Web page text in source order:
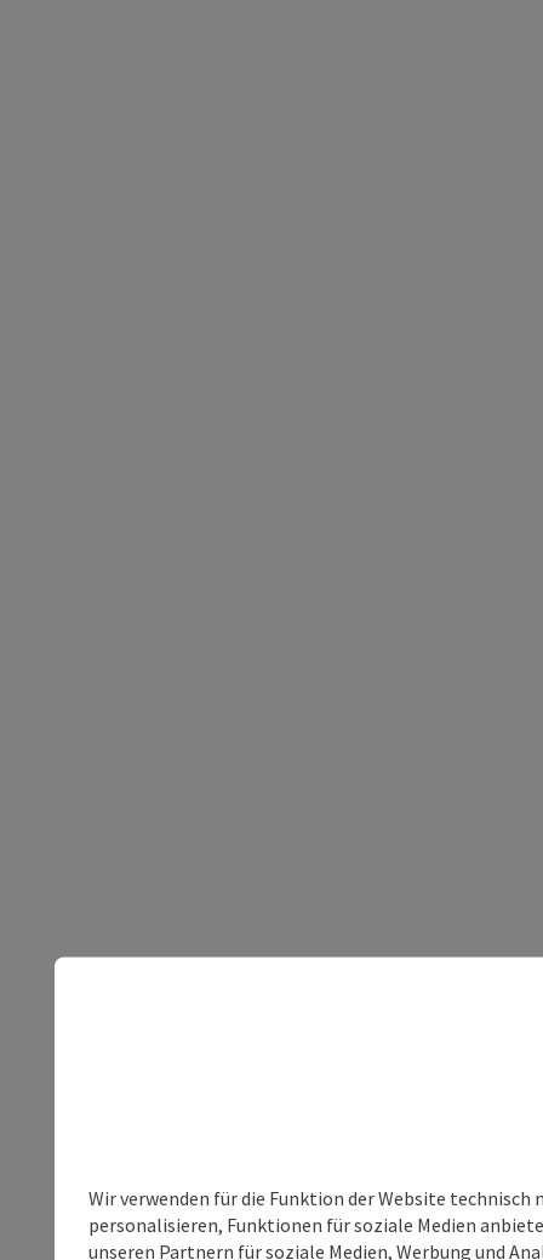
Wir verwenden für die Funktion der Website
personalisieren, Funktionen für soziale Medien
unseren Partnern für soziale Medien, Werbung und